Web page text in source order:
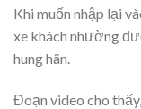
Khi muốn nhập lại
xe khách nhường
hung hãn.
Đoạn video cho